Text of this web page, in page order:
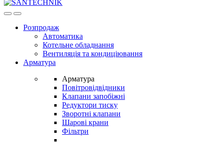
OpenClose
Розпродаж
Автоматика
Котельне обладнання
Вентиляція та кондиціювання
Арматура
Арматура
Повітровідвідники
Клапани запобіжні
Редуктори тиску
Зворотні клапани
Шарові крани
Фільтри